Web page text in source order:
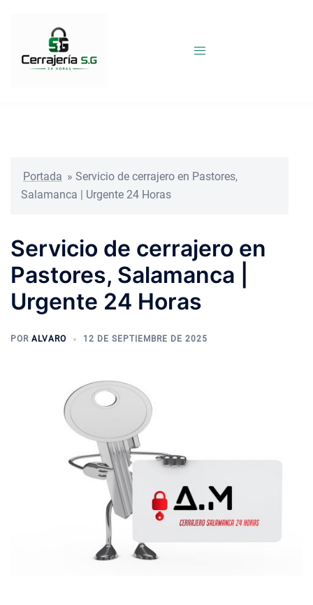
Portada » Servicio de cerrajero en Pastores,
Salamanca | Urgente 24 Horas
Servicio de cerrajero en
Pastores, Salamanca |
Urgente 24 Horas
POR ALVARO 12 DE SEPTIEMBRE DE 2025